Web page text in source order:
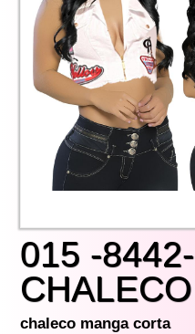
015 -8442-
CHALECO
chaleco manga corta